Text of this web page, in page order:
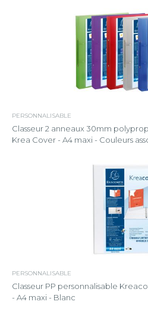
PERSONNALISABLE
Classeur 2 anneaux 30mm
Krea Cover - A4 maxi - Couleurs
PERSONNALISABLE
Classeur PP personnalisable
- A4 maxi - Blanc